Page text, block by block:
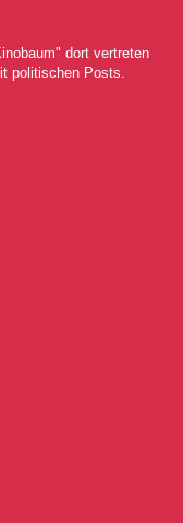
dort vertreten
politischen Posts.